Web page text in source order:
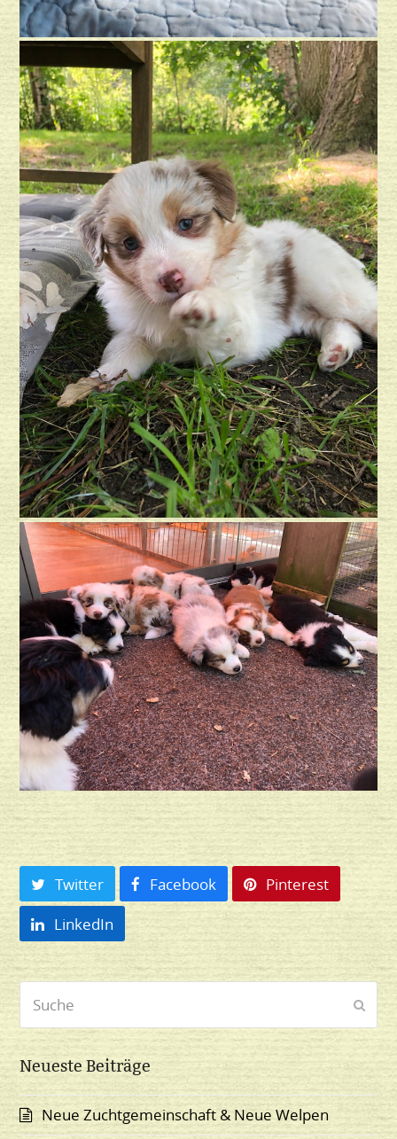
Twitter Facebook
Pinterest
LinkedIn
Neueste Beiträge
Neue Zuchtgemeinschaft & Neue Welpen